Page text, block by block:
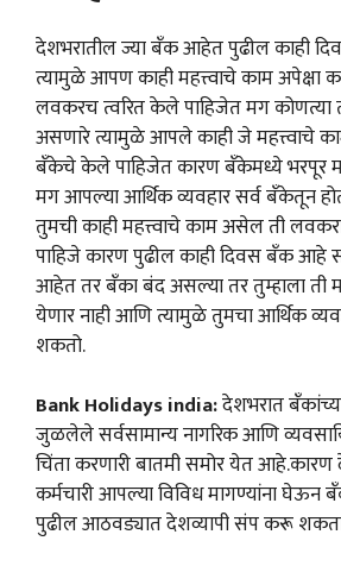
देशभरातील ज्या बँक आहेत पुढील काही
त्यामुळे आपण काही महत्त्वाचे काम
लवकरच त्वरित केले पाहिजेत मग कोणत्या
असणारे त्यामुळे आपले काही जे महत्त्वाचे
बँकेचे केले पाहिजेत कारण बँकेमध्ये भरपूर
मग आपल्या आर्थिक व्यवहार सर्व बँकेतून
तुमची काही महत्त्वाचे काम असेल ती
पाहिजे कारण पुढील काही दिवस बँक
आहेत तर बँका बंद असल्या तर तुम्हाला ती
येणार नाही आणि त्यामुळे तुमचा आर्थिक
शकतो.
Bank Holidays india:देशभरात
जुळलेले सर्वसामान्य नागरिक आणि
चिंता करणारी बातमी समोर येत
कर्मचारी आपल्या विविध मागण्यांना घेऊन
पुढील आठवड्यात देशव्यापी संप करू